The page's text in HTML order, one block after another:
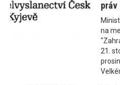
práv
na
21.